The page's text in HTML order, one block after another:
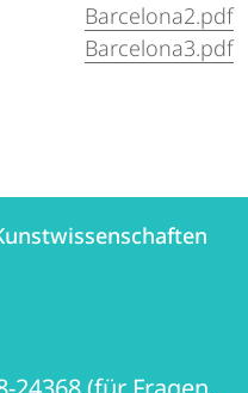
Barcelona2.pdf
Barcelona3.pdf